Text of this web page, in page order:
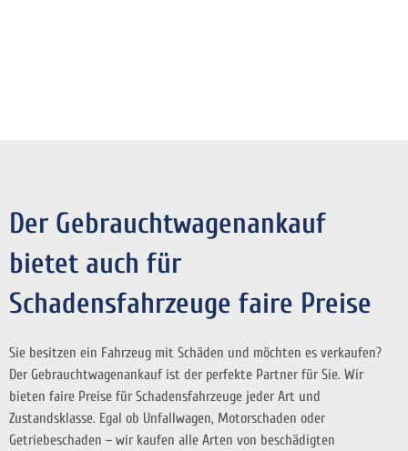
Der Gebrauchtwagenankauf
bietet auch für
Schadensfahrzeuge faire Preise
Sie besitzen ein Fahrzeug mit Schäden und möchten es verkaufen?
Der Gebrauchtwagenankauf ist der perfekte Partner für Sie. Wir
bieten faire Preise für Schadensfahrzeuge jeder Art und
Zustandsklasse. Egal ob Unfallwagen, Motorschaden oder
Getriebeschaden – wir kaufen alle Arten von beschädigten